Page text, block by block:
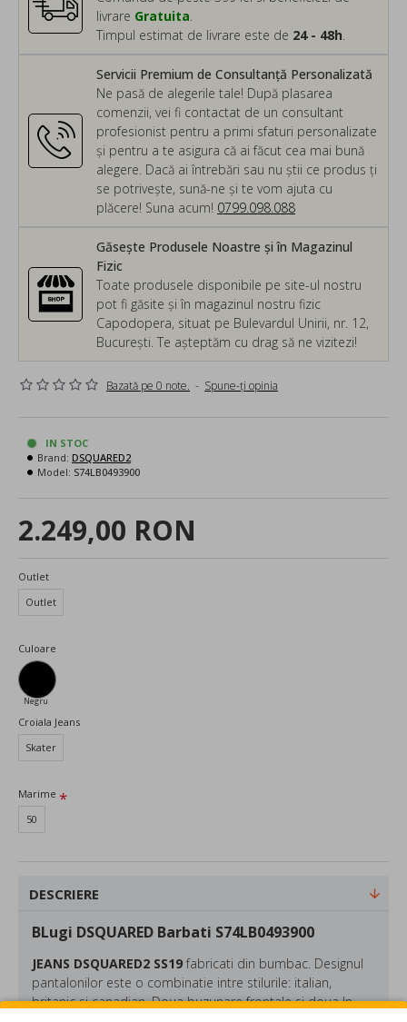
Servicii Premium de Consultanță Personalizată
Ne pasă de alegerile tale! După plasarea
comenzii, vei fi contactat de un consultant
profesionist pentru a primi sfaturi personalizate
și pentru a te asigura că ai făcut cea mai bună
alegere. Dacă ai întrebări sau nu știi ce produs ți
se potrivește, sună-ne și te vom ajuta cu
plăcere! Suna acum! 0799.098.088
livrare Gratuita
Timpul estimat de livrare este de 24 - 48h
Găsește Produsele Noastre și în Magazinul
Fizic
Toate produsele disponibile pe site-ul nostru
pot fi găsite și în magazinul nostru fizic
Capodopera, situat pe Bulevardul Unirii, nr. 12,
București. Te așteptăm cu drag să ne vizitezi!
Bazată pe 0 note. - Spune-ţi opinia
2.249,00 RON
IN STOC
Brand: DSQUARED2
Model: S74LB0493900
Outlet
Outlet
Culoare
Negru
Croiala Jeans
Skater
Marime
50
DESCRIERE
BLugi DSQUARED Barbati S74LB0493900
JEANS DSQUARED2 SS19 fabricati din bumbac. Designul
pantalonilor este o combinatie intre stilurile: italian,
britanic si canadian. Doua buzunare frontale si doua In